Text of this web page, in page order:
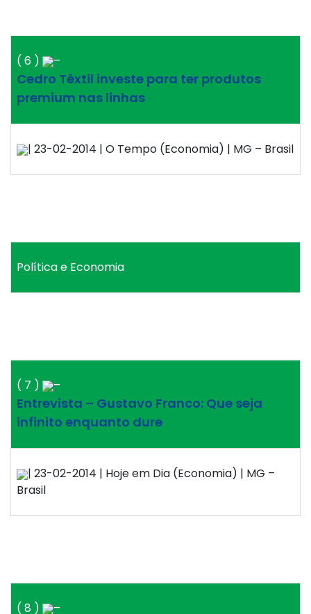
( 6 ) –
Cedro Têxtil investe para ter produtos
premium nas linhas
| 23-02-2014 | O Tempo (Economia) | MG – Brasil
Política e Economia
( 7 ) –
Entrevista – Gustavo Franco: Que seja
infinito enquanto dure
| 23-02-2014 | Hoje em Dia (Economia) | MG –
Brasil
( 8 ) –